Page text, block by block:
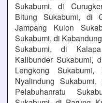
Sukabumi, di
Bitung Sukabumi, di
Jampang Kulon
Sukabumi, di
Sukabumi, di
Kalibunder Sukabumi,
Lengkong
Nyalindung
Pelabuhanratu